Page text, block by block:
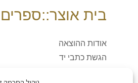
בית אוצר::ספרים
אודות ההוצאה
הגשת כתבי יד